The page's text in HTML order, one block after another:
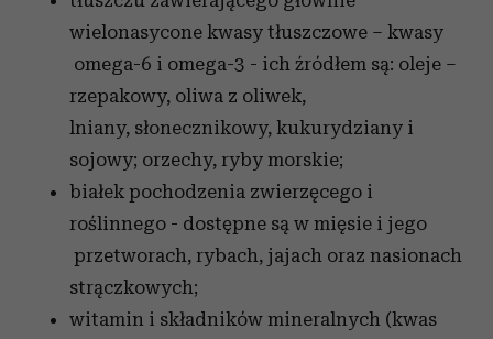
wielonasycone kwasy tłuszczowe – kwasy
omega-6 i omega-3 - ich źródłem są: oleje –
rzepakowy, oliwa z oliwek,
lniany, słonecznikowy, kukurydziany i
sojowy; orzechy, ryby morskie;
białek pochodzenia zwierzęcego i
roślinnego - dostępne są w mięsie i jego
przetworach, rybach, jajach oraz nasionach
strączkowych;
witamin i składników mineralnych (kwas